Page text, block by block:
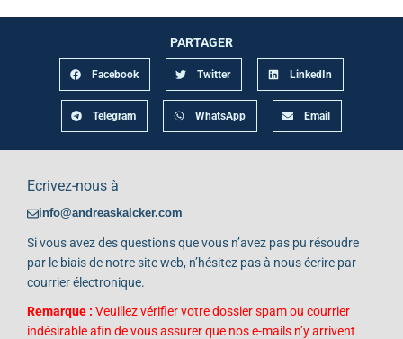
PARTAGER
Facebook Twitter LinkedIn
Telegram WhatsApp Email
Ecrivez-nous à
info@andreaskalcker.com
Si vous avez des questions que vous n’avez pas pu résoudre
par le biais de notre site web, n’hésitez pas à nous écrire par
courrier électronique.
Remarque : Veuillez vérifier votre dossier spam ou courrier
indésirable afin de vous assurer que nos e-mails n’y arrivent